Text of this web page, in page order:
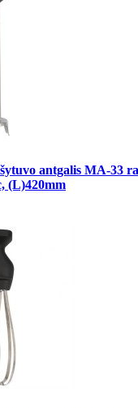
antgalis MA-33
(L)420mm